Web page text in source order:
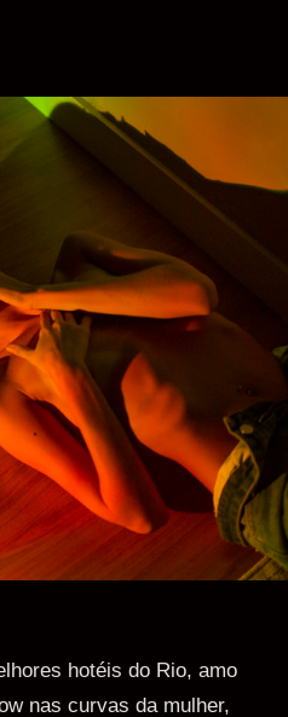
hotéis do Rio, amo
nas curvas da mulher,